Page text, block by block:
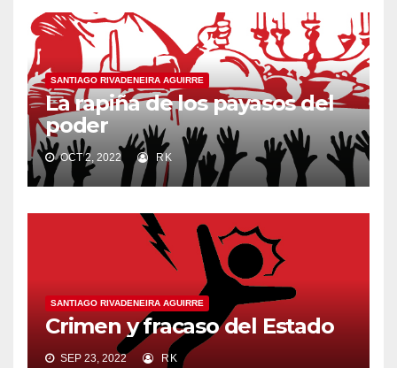
SANTIAGO RIVADENEIRA AGUIRRE
La rapiña de los payasos del
poder
OCT 2, 2022 RK
SANTIAGO RIVADENEIRA AGUIRRE
Crimen y fracaso del Estado
SEP 23, 2022 RK